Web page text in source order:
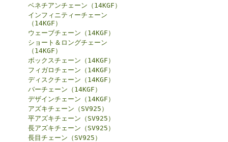
ベネチアンチェーン（14KGF）
インフィニティーチェーン
（14KGF）
ウェーブチェーン（14KGF）
ショート＆ロングチェーン
（14KGF）
ボックスチェーン（14KGF）
フィガロチェーン（14KGF）
ディスクチェーン（14KGF）
バーチェーン（14KGF）
デザインチェーン（14KGF）
アズキチェーン（SV925）
平アズキチェーン（SV925）
長アズキチェーン（SV925）
長目チェーン（SV925）